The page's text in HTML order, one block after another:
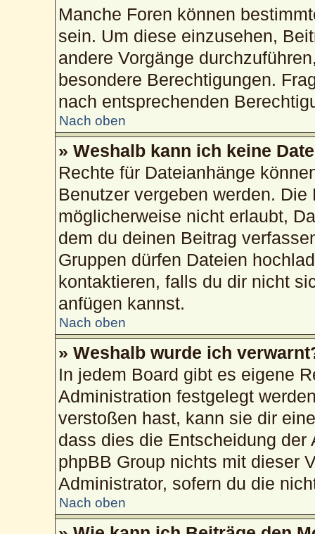
Manche Foren können
sein. Um diese einzusehen,
andere Vorgänge
besondere Berechtigungen.
nach entsprechenden
Nach oben
» Weshalb kann ich keine
Rechte für Dateianhänge
Benutzer vergeben werden.
möglicherweise nicht erlaubt,
dem du deinen Beitrag
Gruppen dürfen Dateien
kontaktieren, falls du dir nicht
anfügen kannst.
Nach oben
» Weshalb wurde ich
In jedem Board gibt es eigene
Administration festgelegt
verstoßen hast, kann sie dir
dass dies die Entscheidung
phpBB Group nichts mit dieser
Administrator, sofern du die
Nach oben